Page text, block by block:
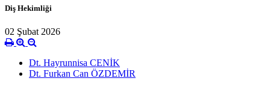
Diş Hekimliği
02 Şubat 2026
Dt. Hayrunnisa CENİK
Dt. Furkan Can ÖZDEMİR